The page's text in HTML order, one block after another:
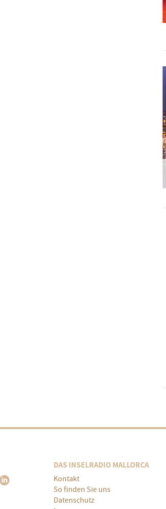
DAS INSELRADIO MALLORCA
Kontakt
So finden Sie uns
Datenschutz